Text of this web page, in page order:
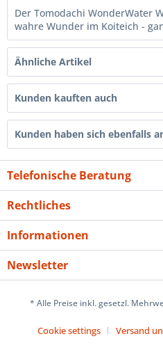
Der Tomodachi WonderWater
wahre Wunder im Koiteich -
Ähnliche Artikel
Kunden kauften auch
Kunden haben sich ebenfalls
Telefonische Beratung
Rechtliches
Informationen
Newsletter
* Alle Preise inkl. gesetzl.
Cookie settings
Versand